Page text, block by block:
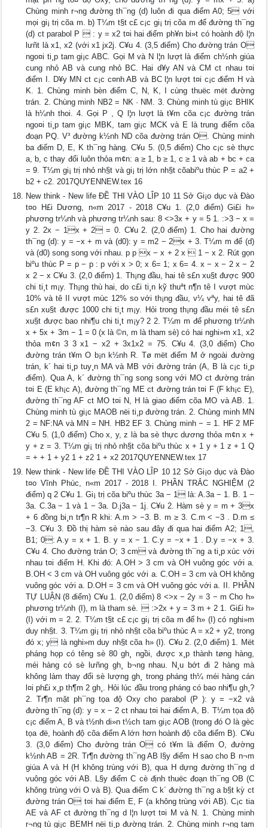
Chùng minh r¬ng đường th¯ng (d) luôn đi qua điểm A0; 5 với
mọi gi¡ trị cõa m. b) T¼m t§t c£ c¡c gi¡ trị cõa m để đường th¯ng
(d) c­t parabol P  : y = x2 t¤i hai điểm ph¥n bi»t có hoành độ l¦n
lưñt là x1, x2 (với x1 jx2j. C¥u 4. (3,5 điểm) Cho đường trán O
ngo¤i ti¸p tam gi¡c ABC. Gọi M và N l¦n lượt là điểm ch½nh giúa
cung nhỏ AB và cung nhỏ BC. Hai d¥y AN và CM c­t nhau t¤i
điểm I. D¥y MN c­t c¡c c¤nh AB và BC l¦n lượt t¤i c¡c điểm H và
K. 1. Chùng minh bèn điểm C, N, K, I cùng thuëc mët đường
trán. 2. Chùng minh NB2 = NK · NM. 3. Chùng minh tù gi¡c BHIK
là h¼nh thoi. 4. Gọi P , Q l¦n lượt là t¥m cõa c¡c đường trán
ngo¤i ti¸p tam gi¡c MBK, tam gi¡c MCK và E là trung điểm cõa
đoạn PQ. V³ đường k½nh ND cõa đường trán O. Chùng minh
ba điểm D, E, K th¯ng hàng. C¥u 5. (0,5 điểm) Cho c¡c sè thực
a, b, c thay đổi luôn thỏa m¢n: a ≥ 1, b ≥ 1, c ≥ 1 và ab + bc + ca
= 9. T¼m gi¡ trị nhỏ nh§t và gi¡ trị lớn nh§t cõabiºu thùc P = a2 +
b2 + c2. 2017QUYENNEW.tex 16
New think - New life ĐỀ THI VÀO LÎP 10 11 Sở Gi¡o dục và Đào
t¤o H£i Dương, n«m 2017 - 2018 C¥u 1. (2,0 điểm) Gi£i h»
phương tr¼nh và phương tr¼nh sau: 8 <>3x + y = 5 1. :>3 − x =
y 2. 2x − 1x + 2 = 0. C¥u 2. (2,0 điểm) 1. Cho hai đường
th¯ng (d): y = −x + m và (d0): y = m2 − 2x + 3. T¼m m để (d)
và (d0) song song với nhau. p p x − x + 2 x  1 − x 2. Rút gọn
biºu thùc P = p − p : p với x > 0; x 6= 1; x 6= 4. x − x − 2 x − 2
x 2 − x C¥u 3. (2,0 điểm) 1. Th¡ng đầu, hai tê s£n xu§t được 900
chi ti¸t m¡y. Th¡ng thù hai, do c£i ti¸n kỹ thuªt n¶n tê I vượt mùc
10% và tê II vượt mùc 12% so với th¡ng đầu, v¼ vªy, hai tê đã
s£n xu§t được 1000 chi ti¸t m¡y. Hỏi trong th¡ng đầu méi tê s£n
xu§t được bao nhi¶u chi ti¸t m¡y? 2 2. T¼m m để phương tr¼nh
x + 5x + 3m − 1 = 0 (x là ©n, m là tham sè) có hai nghi»m x1, x2
thỏa m¢n 3 3 x1 − x2 + 3x1x2 = 75. C¥u 4. (3,0 điểm) Cho
đường trán t¥m O b¡n k½nh R. Tø mët điểm M ở ngoài đường
trán, k´ hai ti¸p tuy¸n MA và MB với đường trán (A, B là c¡c ti¸p
điểm). Qua A, k´ đường th¯ng song song với MO c­t đường trán
t¤i E (E kh¡c A), đường th¯ng ME c­t đường trán t¤i F (F kh¡c E),
đường th¯ng AF c­t MO t¤i N, H là giao điểm cõa MO và AB. 1.
Chùng minh tù gi¡c MAOB nëi ti¸p đường trán. 2. Chùng minh MN
2 = NF:NA và MN = NH. HB2 EF 3. Chùng minh − = 1. HF 2 MF
C¥u 5. (1,0 điểm) Cho x, y, z là ba sè thực dương thỏa m¢n x +
y + z = 3. T¼m gi¡ trị nhỏ nh§t cõa biºu thùc x + 1 y + 1 z + 1 Q
= + + 1 + y2 1 + z2 1 + x2 2017QUYENNEW.tex 17
New think - New life ĐỀ THI VÀO LÎP 10 12 Sở Gi¡o dục và Đào
t¤o Vĩnh Phúc, n«m 2017 - 2018 I. PHẦN TRẮC NGHIỆM (2
điểm) q 2 C¥u 1. Gi¡ trị cõa biºu thùc 3a − 1 là: A.3a − 1. B. 1 −
3a. C.3a − 1 và 1 − 3a. D.j3a − 1j. C¥u 2. Hàm sè y = m + 3x
+ 6 đồng bi¸n tr¶n R khi: A.m > −3. B. m ≥ 3. C.m < −3 . D.m ≤
−3. C¥u 3. Đồ thị hàm sè nào sau đây đi qua hai điểm A2; 1,
B1; 0: A.y = x + 1. B. y = x − 1. C.y = −x + 1 . D.y = −x + 3.
C¥u 4. Cho đường trán O; 3 cm và đường th¯ng a ti¸p xúc với
nhau t¤i điểm H. Khi đó: A.OH > 3 cm và OH vuông góc với a.
B.OH < 3 cm và OH vuông góc với a. C.OH = 3 cm và OH không
vuông góc với a. D.OH = 3 cm và OH vuông góc với a. II. PHẦN
TỰ LUẬN (8 điểm) C¥u 1. (2,0 điểm) 8 <>x − 2y = 3 − m Cho h»
phương tr¼nh (I), m là tham sè.  :>2x + y = 3 m + 2 1. Gi£i h»
(I) với m = 2. 2. T¼m t§t c£ c¡c gi¡ trị cõa m để h» (I) có nghi»m
duy nh§t. 3. T¼m gi¡ trị nhỏ nh§t cõa biºu thùc A = x2 + y2, trong
đó x; y là nghi»m duy nh§t cõa h» (I). C¥u 2. (2,0 điểm) 1. Mët
pháng họp có têng sè 80 gh¸ ngồi, được x¸p thành tøng hàng,
méi hàng có sè lưñng gh¸ b¬ng nhau. N¸u bớt đi 2 hàng mà
không làm thay đổi sè lượng gh¸ trong pháng th¼ méi hàng cán
l¤i ph£i x¸p th¶m 2 gh¸. Hỏi lúc đầu trong pháng có bao nhi¶u gh¸?
2. Tr¶n mặt ph¯ng tọa độ Oxy cho parabol (P ): y = −x2 và
đường th¯ng (d): y = x − 2 c­t nhau t¤i hai điểm A, B. T¼m tọa độ
c¡c điểm A, B và t½nh di»n t½ch tam gi¡c AOB (trong đó O là gèc
tọa đë, hoành độ cõa điểm A lớn hơn hoành độ cõa điểm B). C¥u
3. (3,0 điểm) Cho đường trán O có t¥m là điểm O, đường
k½nh AB = 2R. Tr¶n đường th¯ng AB l§y điểm H sao cho B n¬m
giúa A và H (H không trùng với B), qua H dựng đường th¯ng d
vuông góc với AB. L§y điểm C cè định thuëc đoạn th¯ng OB (C
không trùng với O và B). Qua điểm C k´ đường th¯ng a b§t kỳ c­t
đường trán O t¤i hai điểm E, F (a không trùng với AB). C¡c tia
AE và AF c­t đường th¯ng d l¦n lượt t¤i M và N. 1. Chùng minh
r¬ng tù gi¡c BEMH nëi ti¸p đường trán. 2. Chùng minh r¬ng tam